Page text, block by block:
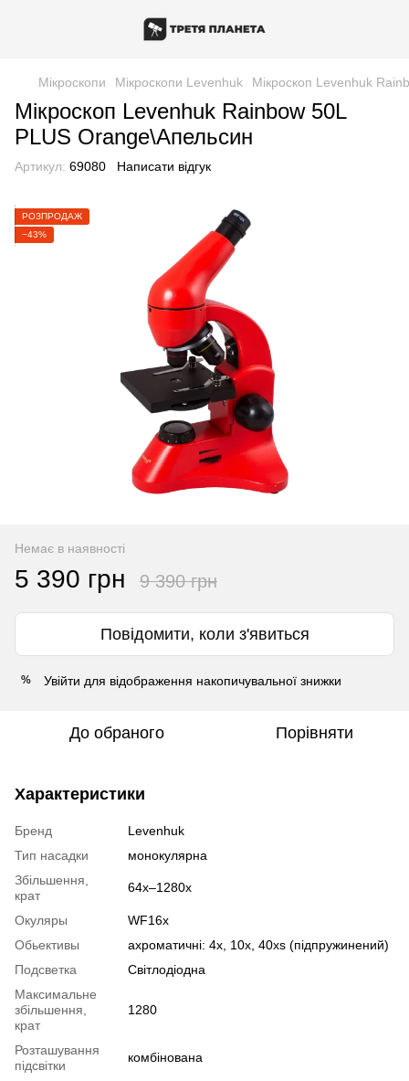
Мікроскопи Мікроскопи Levenhuk Мікроскоп Levenhuk
Мікроскоп Levenhuk Rainbow 50L
PLUS Orange\Апельсин
Артикул: 69080 Написати відгук
РОЗПРОДАЖ
−43%
Немає в наявності
5 390 грн 9 390 грн
Повідомити, коли з'явиться
% Увійти для відображення накопичувальної знижки
До обраного Порівняти
Характеристики
Бренд
Levenhuk
Тип насадки
монокулярна
Збільшення,
крат
64x–1280x
Окуляры
WF16x
Обьективы
ахроматичні: 4x, 10x, 40xs (підпружинений)
Подсветка
Світлодіодна
Максимальне
збільшення,
крат
1280
Розташування
підсвітки
комбінована